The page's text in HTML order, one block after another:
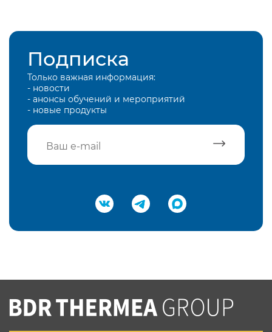
Подписка
Только важная информация:
- новости
- анонсы обучений и мероприятий
- новые продукты
Подтвердить e-mail
Вы соглашаетесь с нашей политикой
конфеденциальности